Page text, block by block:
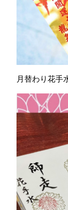
月替わり花手